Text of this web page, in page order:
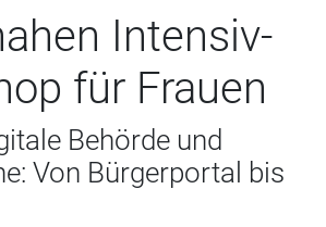
Intensiv-
für Frauen
Behörde und
Von Bürgerportal bis